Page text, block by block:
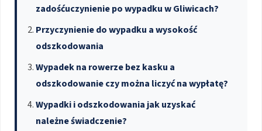
zadośćuczynienie po wypadku w Gliwicach?
Przyczynienie do wypadku a wysokość
odszkodowania
Wypadek na rowerze bez kasku a
odszkodowanie czy można liczyć na wypłatę?
Wypadki i odszkodowania jak uzyskać
należne świadczenie?